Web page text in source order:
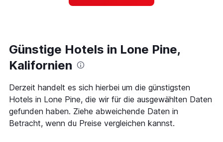
Zimmerpreis
anzeigt.
näher
das
Aufenthaltsdatum
rückt.
Diagramm
hat
1
X-
Achse,
Günstige Hotels in Lone Pine,
Kalifornien
Derzeit handelt es sich hierbei um die günstigsten
Hotels in Lone Pine, die wir für die ausgewählten Daten
gefunden haben. Ziehe abweichende Daten in
Betracht, wenn du Preise vergleichen kannst.